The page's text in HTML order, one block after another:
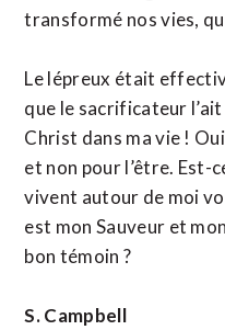
transformé nos vies,
Le lépreux était
que le sacrificateur
Christ dans ma vie !
et non pour l’être. Est-
vivent autour de moi
est mon Sauveur et
bon témoin ?
S. Campbell